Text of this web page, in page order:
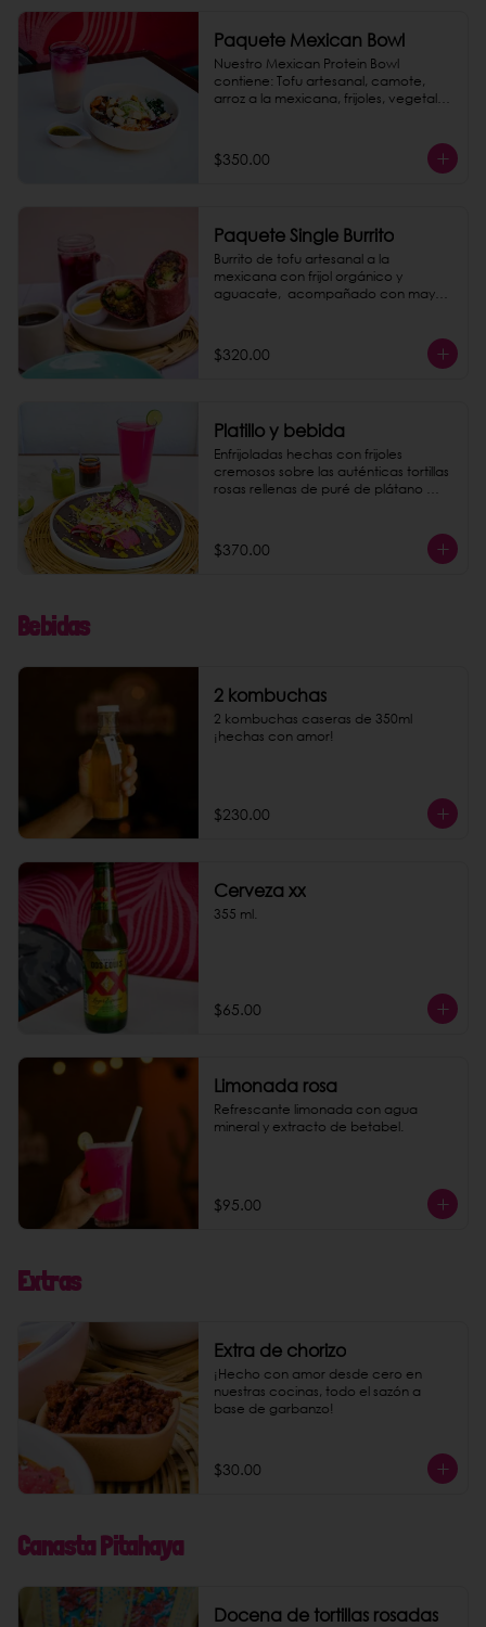
Paquete Mexican Bowl
Nuestro Mexican Protein Bowl
contiene: Tofu artesanal, camote,
arroz a la mexicana, frijoles, vegetales
Completa tu paquete con una
Horchata de Amaranto, que es una
$350.00
Paquete Single Burrito
Burrito de tofu artesanal a la
mexicana con frijol orgánico y
aguacate,  acompañado con mayo
paquete rico y saludable, que le
puedes dar un saber explosivo
$320.00
Platillo y bebida
Enfrijoladas hechas con frijoles
cremosos sobre las auténticas tortillas
rosas rellenas de puré de plátano
limonada rosa o agua de jamaica.
Puedes darles un toque más rico
$370.00
Bebidas
2 kombuchas
2 kombuchas caseras de 350ml
¡hechas con amor!
$230.00
Cerveza xx
355 ml.
$65.00
Limonada rosa
Refrescante limonada con agua
mineral y extracto de betabel.
$95.00
Extras
Extra de chorizo
¡Hecho con amor desde cero en
nuestras cocinas, todo el sazón a
base de garbanzo!
$30.00
Canasta Pitahaya
Docena de tortillas rosadas